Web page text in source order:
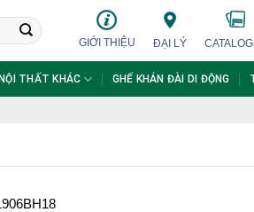
GIỚI THIỆU ĐẠI LÝ
THẤT KHÁC GHẾ KHÁN ĐÀI DI ĐỘNG